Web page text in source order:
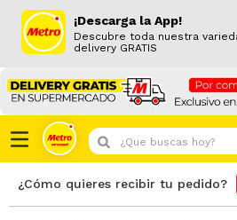
¡Descarga la App!
Descubre toda nuestra
delivery GRATIS
¿Que buscas hoy?
¿Cómo quieres recibir tu pedido?